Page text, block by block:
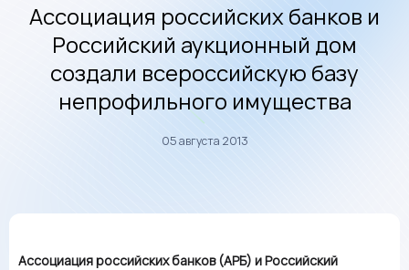
Ассоциация российских банков и
Российский аукционный дом
создали всероссийскую базу
непрофильного имущества
05 августа 2013
Ассоциация российских банков (АРБ) и Российский